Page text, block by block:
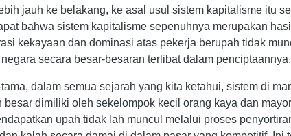
jauh ke belakang, ke asal usul sistem kapitalisme itu
bahwa sistem kapitalisme sepenuhnya merupakan
kekayaan dan dominasi atas pekerja berupah tidak
secara besar-besaran terlibat dalam penciptaannya.
dalam semua sejarah yang kita ketahui, sistem di
besar dimiliki oleh sekelompok kecil orang kaya dan
upah tidak lah muncul melalui proses